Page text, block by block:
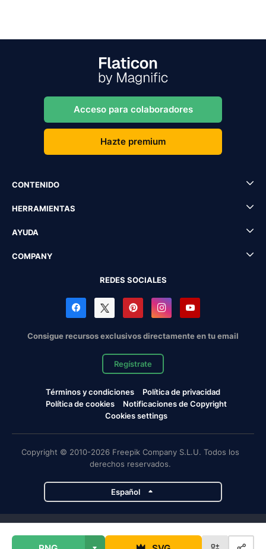
Acceso para colaboradores
Hazte premium
CONTENIDO
HERRAMIENTAS
AYUDA
COMPANY
REDES SOCIALES
Consigue recursos exclusivos directamente en tu email
Regístrate
Términos y condiciones
Política de privacidad
Política de cookies
Notificaciones de Copyright
Cookies settings
Copyright © 2010-2026 Freepik Company S.L.U. Todos los
derechos reservados.
Español